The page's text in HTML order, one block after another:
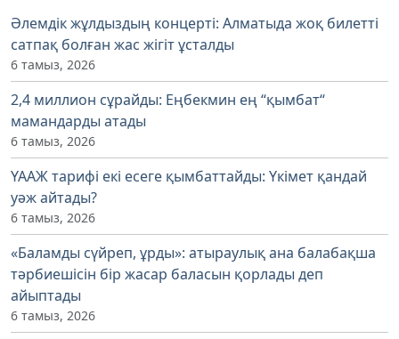
Әлемдік жұлдыздың концерті: Алматыда жоқ билетті
сатпақ болған жас жігіт ұсталды
6 тамыз, 2026
2,4 миллион сұрайды: Еңбекмин ең “қымбат“
мамандарды атады
6 тамыз, 2026
ҮААЖ тарифі екі есеге қымбаттайды: Үкімет қандай
уәж айтады?
6 тамыз, 2026
«Баламды сүйреп, ұрды»: атыраулық ана балабақша
тәрбиешісін бір жасар баласын қорлады деп
айыптады
6 тамыз, 2026